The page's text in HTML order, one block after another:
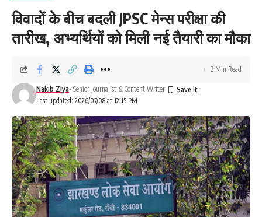
विवादों के बीच बदली JPSC मेन्स परीक्षा की
तारीख, अभ्यर्थियों को मिली नई तैयारी का मौका
Last updated: 2026/07/08 at 12:15 PM
Nakib Ziya- Senior Journalist & Content Writer
3 Min Read